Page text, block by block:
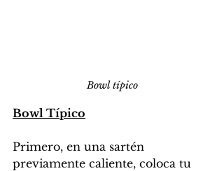
Bowl típico
Bowl Típico
Primero, en una sartén
previamente caliente, coloca tu